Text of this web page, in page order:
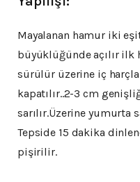
Mayalanan hamur iki
büyüklüğünde açılır ilk
sürülür üzerine iç
kapatılır..2-3 cm
sarılır.Üzerine yumurta
Tepside 15 dakika
pişirilir.